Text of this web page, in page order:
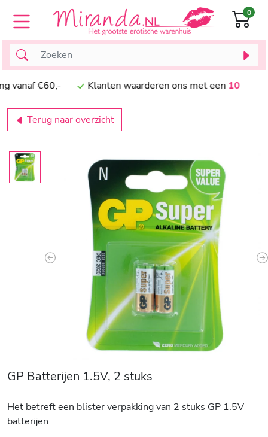
€60,- Klanten waarderen ons met een10
0
Terug naar overzicht
Previous
GP Batterijen 1.5V, 2 stuks
Het betreft een blister verpakking van 2 stuks GP 1.5V
batterijen